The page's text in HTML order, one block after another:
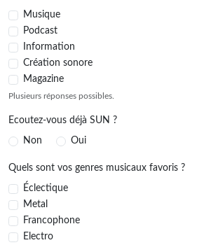
Musique
Podcast
Information
Création sonore
Magazine
Plusieurs réponses possibles.
Ecoutez-vous déjà SUN ?
Non Oui
Quels sont vos genres musicaux favoris ?
Éclectique
Metal
Francophone
Electro